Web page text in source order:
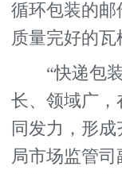
循环包装的邮
质量完好的瓦
“快递包装
长、领域广
同发力，形
局市场监管